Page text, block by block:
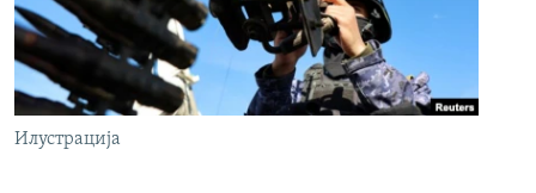
Илустрација